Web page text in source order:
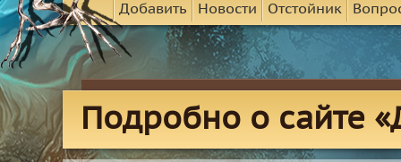
Добавить Новости Отстойник
Подробно о сайте